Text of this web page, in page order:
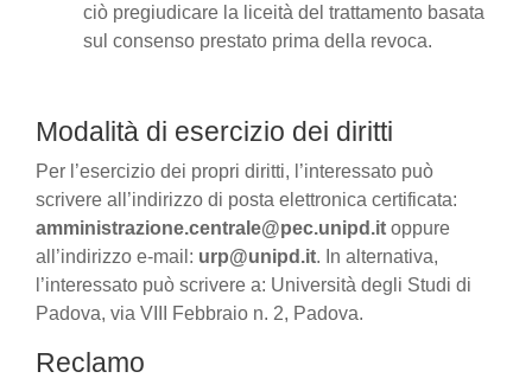
ciò pregiudicare la liceità del trattamento basata
sul consenso prestato prima della revoca.
Modalità di esercizio dei diritti
Per l’esercizio dei propri diritti, l’interessato può
scrivere all’indirizzo di posta elettronica certificata:
amministrazione.centrale@pec.unipd.it oppure
all’indirizzo e-mail: urp@unipd.it. In alternativa,
l’interessato può scrivere a: Università degli Studi di
Padova, via VIII Febbraio n. 2, Padova.
Reclamo